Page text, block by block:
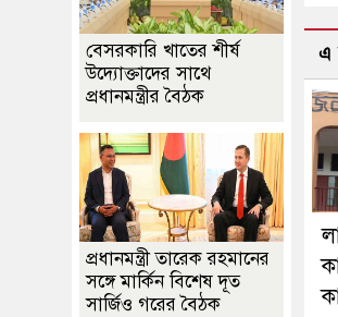
এ
বেসরকারি খাতের শীর্ষ
উদ্যোক্তাদের সাথে
প্রধানমন্ত্রীর বৈঠক
প্রধানমন্ত্রী তারেক রহমানের
সঙ্গে মার্কিন বিশেষ দূত
সার্জিও গরের বৈঠক